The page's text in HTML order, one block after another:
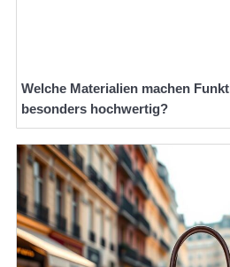
Welche Materialien machen
besonders hochwertig?